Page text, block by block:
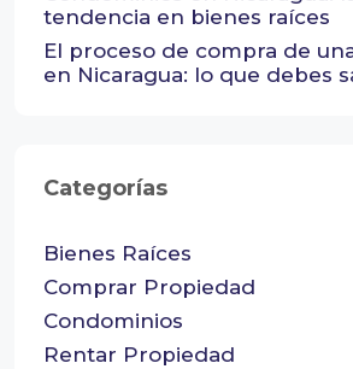
tendencia en bienes raíces
El proceso de compra de
en Nicaragua: lo que debes
Categorías
Bienes Raíces
Comprar Propiedad
Condominios
Rentar Propiedad